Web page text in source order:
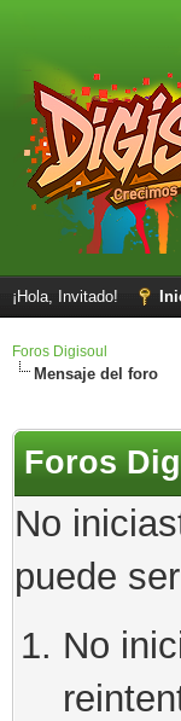
¡Hola, Invitado!
Foros Digisoul
Mensaje del foro
Foros
No
puede
No